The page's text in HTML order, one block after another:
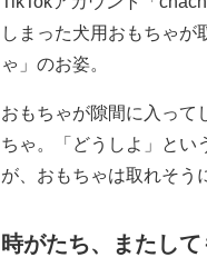
しまった犬用おもちゃが
ゃ」のお姿。
おもちゃが隙間に入って
ちゃ。「どうしよ」とい
が、おもちゃは取れそう
時がたち、またし